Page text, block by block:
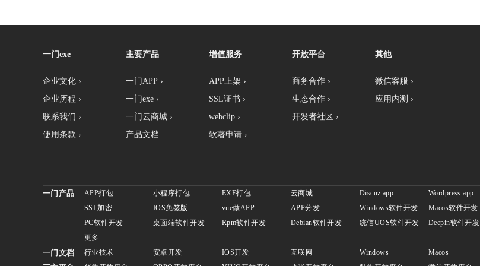
一门exe
企业文化 ›
企业历程 ›
联系我们 ›
使用条款 ›
主要产品
一门APP ›
一门exe ›
一门云商城 ›
产品文档
增值服务
APP上架 ›
SSL证书 ›
webclip ›
软著申请 ›
开放平台
商务合作 ›
生态合作 ›
开发者社区 ›
其他
微信客服 ›
应用内测 ›
一门产品 APP打包 小程序打包 EXE打包 云商城 Discuz app Wordpress app
SSL加密
IOS免签版 vue做APP APP分发 Windows软件开发 Macos软件开发
PC软件开发
桌面端软件开发 Rpm软件开发 Debian软件开发 统信UOS软件开发 Deepin软件开发
更多
一门文档 行业技术 安卓开发 IOS开发 互联网 Windows Macos